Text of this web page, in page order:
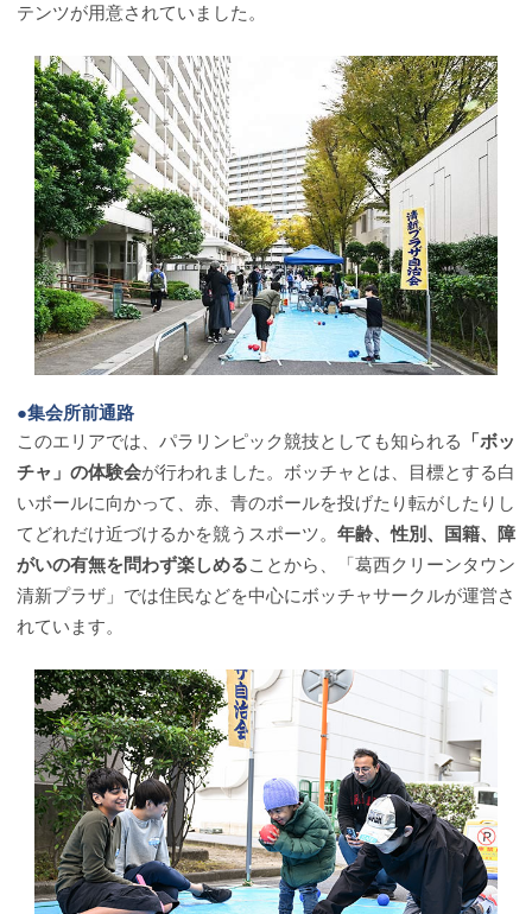
テンツが用意されていました。
●集会所前通路
このエリアでは、パラリンピック競技としても知られる
「ボッ
チャ」の体験会が行われました。ボッチャとは、目標とする白
いボールに向かって、赤、青のボールを投げたり転がしたりし
てどれだけ近づけるかを競うスポーツ。 年齢、性別、国籍、障
がいの有無を問わず楽しめることから、「葛西クリーンタウン
清新プラザ」では住民などを中心にボッチャサークルが運営さ
れています。